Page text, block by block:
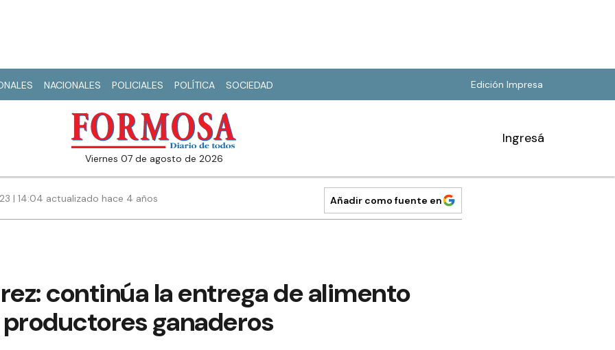
NACIONALES POLICIALES POLÍTICA SOCIEDAD Edición Impresa
viernes 07 de agosto de 2026
Ingresá
| 14:04 actualizado hace 4 años Añadir como fuente en
continúa la entrega de alimento
ganaderos